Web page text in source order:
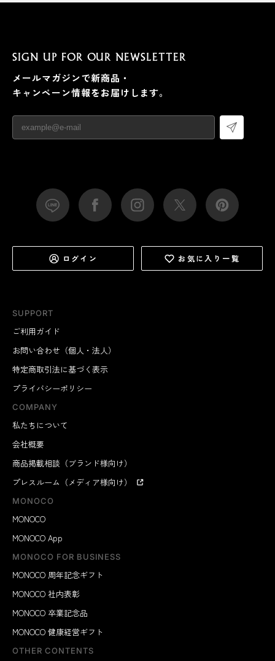
SUPPORT
ご利用ガイド
お問い合わせ（個人・法人）
特定商取引法に基づく表示
プライバシーポリシー
COMPANY
私たちについて
会社概要
商品掲載相談（ブランド様向け）
プレスルーム（メディア様向け）
MONOCO
MONOCO
MONOCO App
MONOCO FOR BUSINESS
MONOCO 周年記念ギフト
MONOCO 社内表彰
MONOCO 卒業記念品
MONOCO 健康経営ギフト
OTHER CONTENTS
SIGN UP FOR OUR NEWSLETTER
メールマガジンで新商品・
キャンペーン情報をお届けします。
ログイン お気に入り一覧